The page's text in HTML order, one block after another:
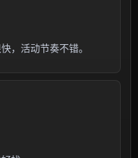
，活动节奏不错。